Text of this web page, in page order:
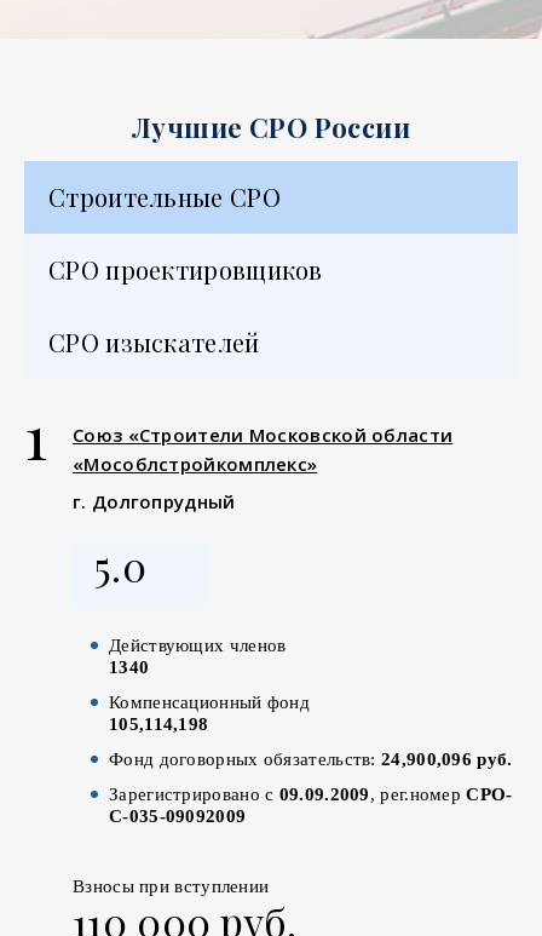
Лучшие СРО России
Строительные СРО
СРО проектировщиков
СРО изыскателей
1
Союз «Строители Московской области
«Мособлстройкомплекс»
г. Долгопрудный
5.0
Действующих членов
1340
Компенсационный фонд
105,114,198
Фонд договорных обязательств: 24,900,096 руб.
Зарегистрировано с 09.09.2009, рег.номерСРО-
С-035-09092009
Взносы при вступлении
110 000 руб.